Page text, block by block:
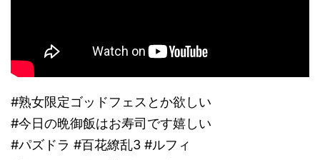
#熟女限定ゴッドフェスとか欲しい
#今日の晩御飯はお寿司です嬉しい
#パズドラ #百花繚乱3 #ルフィ